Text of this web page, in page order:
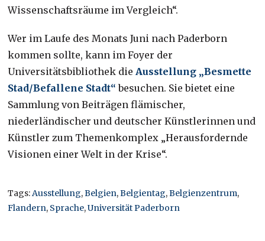
Wissenschaftsräume im Vergleich“.
Wer im Laufe des Monats Juni nach Paderborn
kommen sollte, kann im Foyer der
Universitätsbibliothek die Ausstellung „Besmette
Stad/Befallene Stadt“ besuchen. Sie bietet eine
Sammlung von Beiträgen flämischer,
niederländischer und deutscher Künstlerinnen und
Künstler zum Themenkomplex „Herausfordernde
Visionen einer Welt in der Krise“.
Tags:Ausstellung,Belgien,Belgientag,Belgienzentrum,
Flandern, Sprache,Universität Paderborn